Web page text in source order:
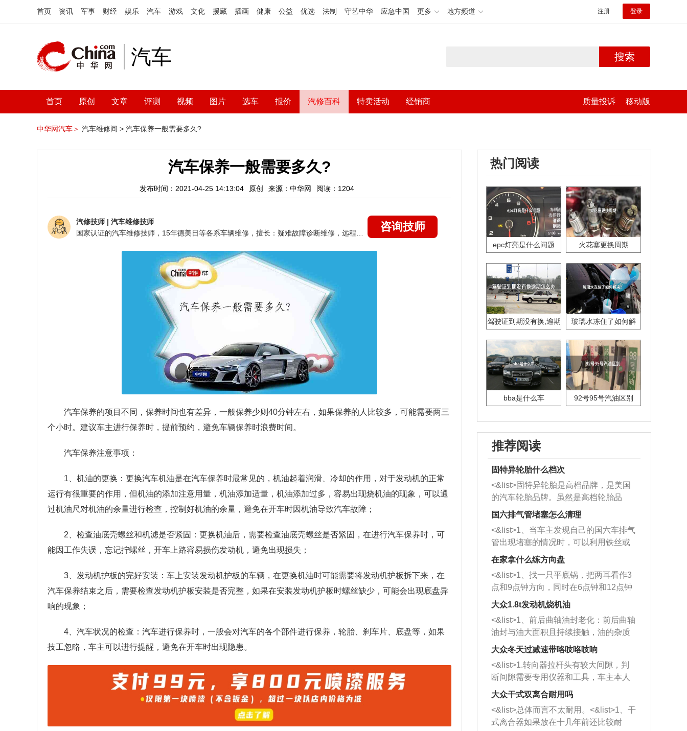
首页 资讯 军事 财经 娱乐 汽车 游戏 文化 援藏 插画 健康 公益 优选 法制 守艺中华 应急中国 更多 地方频道 注册 登录
汽车 搜索
首页 原创 文章 评测 视频 图片 选车 报价 汽修百科 特卖活动 经销商 质量投诉 移动版
中华网汽车＞ 汽车维修间 > 汽车保养一般需要多久?
汽车保养一般需要多久?
发布时间：2021-04-25 14:13:04 原创 来源：中华网 阅读：1204
汽修技师 | 汽车维修技师
咨询技师
汽车保养的项目不同，保养时间也有差异，一般保养少则40分钟左右，如果保养的人比较多，可能需要两三
个小时。建议车主进行保养时，提前预约，避免车辆保养时浪费时间。
汽车保养注意事项：
1、机油的更换：更换汽车机油是在汽车保养时最常见的，机油起着润滑、冷却的作用，对于发动机的正常
运行有很重要的作用，但机油的添加注意用量，机油添加适量，机油添加过多，容易出现烧机油的现象，可以通
过机油尺对机油的余量进行检查，控制好机油的余量，避免在开车时因机油导致汽车故障；
2、检查油底壳螺丝和机滤是否紧固：更换机油后，需要检查油底壳螺丝是否紧固，在进行汽车保养时，可
能因工作失误，忘记拧螺丝，开车上路容易损伤发动机，避免出现损失；
3、发动机护板的完好安装：车上安装发动机护板的车辆，在更换机油时可能需要将发动机护板拆下来，在
汽车保养结束之后，需要检查发动机护板安装是否完整，如果在安装发动机护板时螺丝缺少，可能会出现底盘异
响的现象；
4、汽车状况的检查：汽车进行保养时，一般会对汽车的各个部件进行保养，轮胎、刹车片、底盘等，如果
技工忽略，车主可以进行提醒，避免在开车时出现隐患。
热门阅读
epc灯亮是什么问题 火花塞更换周期
驾驶证到期没有换,逾期
玻璃水冻住了如何解
bba是什么车 92号95号汽油区别
推荐阅读
固特异轮胎什么档次
<&list>固特异轮胎是高档品牌，是美国
的汽车轮胎品牌。虽然是高档轮胎品
牌，但是中高低端的轮胎都有生产，这
也是为了更好的开拓市场。
国六排气管堵塞怎么清理
<&list>1、当车主发现自己的国六车排气
管出现堵塞的情况时，可以利用铁丝或
者是细棍，直接将杂物给取出来，如果
堵塞情况比较严重，也可以采取应急措
施。 <&list>2、直接利用木棍将所有的
杂物推到排气管里面的位置处，然后将
三元催化器拆解开，就可以将堵塞的东
西取出来。但如果是因为积碳过多引起
的堵塞，就需要将三元催化器泡在草酸
洗剂对堵塞的情况得到解决，将清洗剂
放在燃油箱中，与燃油混合后，车辆启
动时，就可以和汽油一起进入到燃烧
室，最后形成废气排出，就可以让三元
催化器得到清洗，排气管堵塞的情况就
能够得到解决。
在家拿什么练方向盘
<&list>1、找一只平底锅，把两耳看作3
点和9点钟方向，同时在6点钟和12点钟
方向做一个标记。 <&list>2、双手握住
一圈半的练习，往右同样也要打相同的
圈数。 <&list>3、最后强调要反复练
习，这样就可以形成肌肉记忆，在真实
驾驶车辆时，不需要记忆也能打好方
向。
大众1.8t发动机烧机油
<&list>1、前后曲轴油封老化：前后曲轴
油封与油大面积且持续接触，油的杂质
和发动机内持续温度变化使其密封效果
逐渐减弱，导致渗油或漏油。<&list>2、
活塞间隙过大：积碳会使活塞环与缸体
的间隙扩大，导致机油流入燃烧室中，
造成烧机油。<&list>3、机油粘度。使用
机油粘度过小的话，同样会有烧机油现
象，机油粘度过小具有很好的流动性，
大众冬天过减速带咯吱咯吱响
<&list>1.转向器拉杆头有较大间隙，判
断间隙需要专用仪器和工具，车主本人
无法制作，需要将车辆送到修理厂或4s
店；<&list>2.车辆半轴套管防尘罩破
裂，破裂后会出现漏油现象，使半轴磨
损严重，磨损的半轴容易损坏，产生异
大众干式双离合耐用吗
<&list>总体而言不太耐用。<&list>1、干
式离合器如果放在十几年前还比较耐